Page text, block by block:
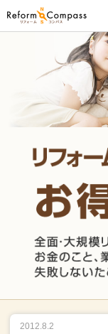
2012.8.2